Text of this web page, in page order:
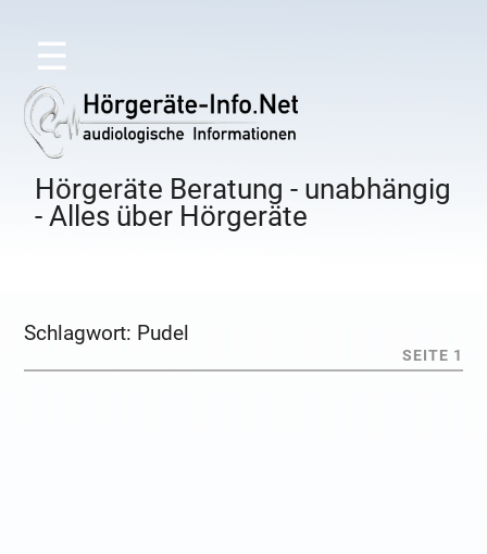
☰
Hörgeräte Beratung - unabhängig
- Alles über Hörgeräte
Schlagwort: Pudel
SEITE 1